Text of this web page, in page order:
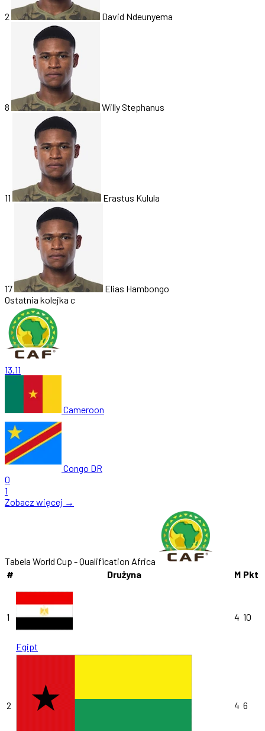
2 David Ndeunyema
8 Willy Stephanus
11 Erastus Kulula
17
Elias Hambongo
Ostatnia kolejka c
13.11
Cameroon
Congo DR
0
1
Zobacz więcej →
Tabela World Cup - Qualification Africa
#
Drużyna M Pkt
1
Egipt
4 10
2 4 6